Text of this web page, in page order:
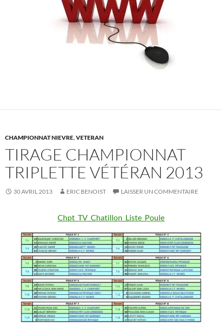
CHAMPIONNAT NIEVRE,VETERAN
TIRAGE CHAMPIONNAT
TRIPLETTE VÉTÉRAN 2013
30 AVRIL 2013 ERIC BENOIST LAISSER UN COMMENTAIRE
Chpt_TV_Chatillon_Liste_Poule